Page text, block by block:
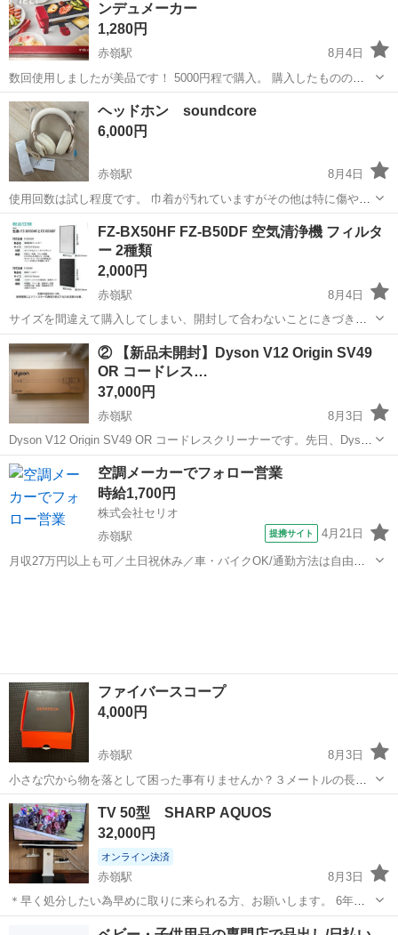
ンデュメーカー
1,280円
赤嶺駅
8月4日
数回使用しましたが美品です！ 5000円程で購入。 購入したものの出
番がなくお譲りします。 ＊電気系統確認済み ＊説明書、箱付き ＊ノ
ークレーム、ノーリターン
沖縄 豊見城市 赤嶺駅
ヘッドホン soundcore
6,000円
赤嶺駅
8月4日
使用回数は試し程度です。 巾着が汚れていますがその他は特に傷や汚
れは見当たりませんでした。 12,000円にて購入しました。
沖縄 糸満市
FZ-BX50HF FZ-B50DF 空気清浄機 フィルタ
ー 2種類
2,000円
赤嶺駅
8月4日
サイズを間違えて購入してしまい、開封して合わないことにきづきま
した。 新品未使用です。 型番確認されてください 他にも出品してま
すのでのぞいてみてください！
沖縄 那覇市 赤嶺駅 季節、空調家電
② 【新品未開封】Dyson V12 Origin SV49
OR コードレス…
37,000円
赤嶺駅
8月3日
Dyson V12 Origin SV49 OR コードレスクリーナーです。先日、Dyson
の公式ストアで購入しました。使わないので出品いたします。 ・新品
未使用未開封 【ブランド】Dyson 【モデル名】V12 Or...
沖縄 豊見城市 Dyson
空調メーカーでフォロー営業
時給1,700円
株式会社セリオ
赤嶺駅
提携サイト 4月21日
月収27万円以上も可／土日祝休み／車・バイクOK/通勤方法は自由／
ファイバースコープ
4,000円
赤嶺駅
8月3日
小さな穴から物を落として困った事有りませんか？３メートルの長さ
のケーブルで狭い場所でも高性能なカメラで探して回収する事が出来
ます！！＊スマホWi-Fi接続で簡単接続して使えます！！バイクのエン
ジン内確認でも使えると思います
沖縄 糸満市 赤嶺駅
TV 50型 SHARP AQUOS
32,000円
オンライン決済
赤嶺駅
8月3日
＊早く処分したい為早めに取りに来られる方、お願いします。 6年ほ
ど前に家電屋さんで購入 SHARP AQUOS TV50型 →LC-50W35（ブラ
赤嶺駅 テレビ SHARP